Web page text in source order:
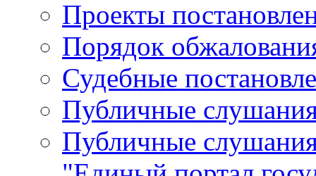
Проекты
Порядок
Судебные
Публичные
Публичные